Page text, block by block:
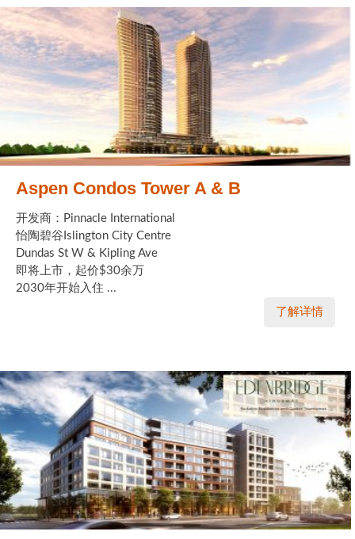
Aspen Condos Tower A & B
开发商：Pinnacle International
怡陶碧谷Islington City Centre
Dundas St W & Kipling Ave
即将上市，起价$30余万
2030年开始入住 ...
了解详情